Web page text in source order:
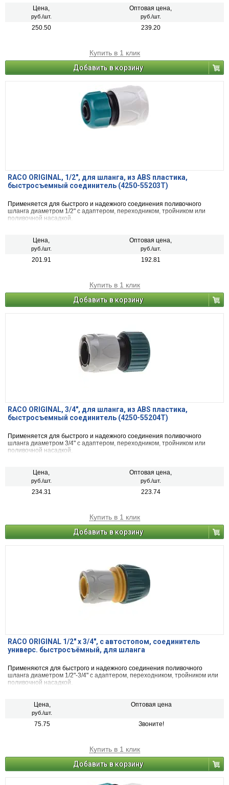
Цена,
руб./шт.
Оптовая цена,
руб./шт.
250.50 239.20
Купить в 1 клик
Добавить в корзину
RACO ORIGINAL, 1/2″, для шланга, из ABS пластика,
быстросъемный соединитель (4250-55203T)
Применяется для быстрого и надежного соединения поливочного
шланга диаметром 1/2" с адаптером, переходником, тройником или
поливочной насадкой.
Цена,
руб./шт.
Оптовая цена,
руб./шт.
201.91 192.81
Купить в 1 клик
Добавить в корзину
RACO ORIGINAL, 3/4″, для шланга, из ABS пластика,
быстросъемный соединитель (4250-55204T)
Применяется для быстрого и надежного соединения поливочного
шланга диаметром 3/4" с адаптером, переходником, тройником или
поливочной насадкой.
Цена,
руб./шт.
Оптовая цена,
руб./шт.
234.31 223.74
Купить в 1 клик
Добавить в корзину
RACO ORIGINAL 1/2" x 3/4", с автостопом, соединитель
универс. быстросъёмный, для шланга
Применяются для быстрого и надежного соединения поливочного
шланга диаметром 1/2"-3/4" с адаптером, переходником, тройником или
поливочной насадкой.
Цена,
руб./шт.
Оптовая цена
75.75 Звоните!
Купить в 1 клик
Добавить в корзину